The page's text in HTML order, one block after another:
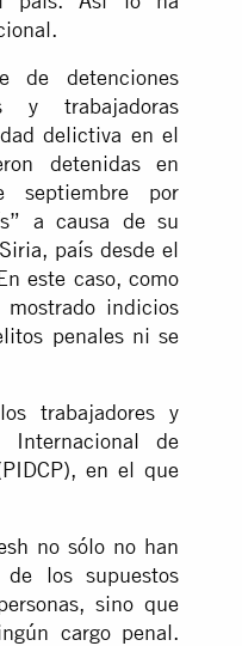
de detenciones
y trabajadoras
delictiva en el
detenidas en
por
a causa de su
, país desde el
este caso, como
indicios
penales ni se
trabajadores y
Internacional de
en el que
no sólo no han
de los supuestos
sino que
cargo penal.